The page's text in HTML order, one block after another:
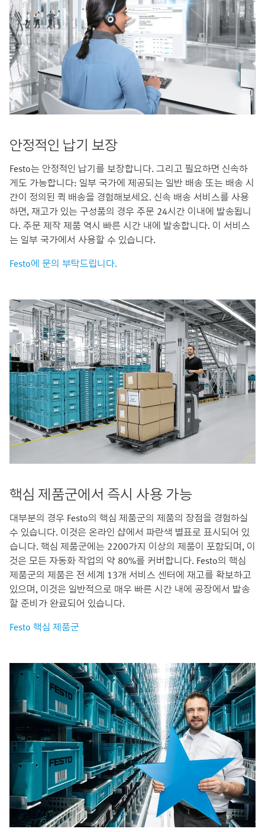
안정적인 납기 보장
Festo는 안정적인 납기를 보장합니다. 그리고 필요하면 신속하
게도 가능합니다: 일부 국가에 제공되는 일반 배송 또는 배송 시
간이 정의된 퀵 배송을 경험해보세요. 신속 배송 서비스를 사용
하면, 재고가 있는 구성품의 경우 주문 24시간 이내에 발송됩니
다. 주문 제작 제품 역시 빠른 시간 내에 발송합니다. 이 서비스
는 일부 국가에서 사용할 수 있습니다.
Festo에 문의 부탁드립니다.
핵심 제품군에서 즉시 사용 가능
대부분의 경우 Festo의 핵심 제품군의 제품의 장점을 경험하실
수 있습니다. 이것은 온라인 샵에서 파란색 별표로 표시되어 있
습니다. 핵심 제품군에는 2200가지 이상의 제품이 포함되며, 이
것은 모든 자동화 작업의 약 80%를 커버합니다. Festo의 핵심
제품군의 제품은 전 세계 13개 서비스 센터에 재고를 확보하고
있으며, 이것은 일반적으로 매우 빠른 시간 내에 공장에서 발송
할 준비가 완료되어 있습니다.
Festo 핵심 제품군